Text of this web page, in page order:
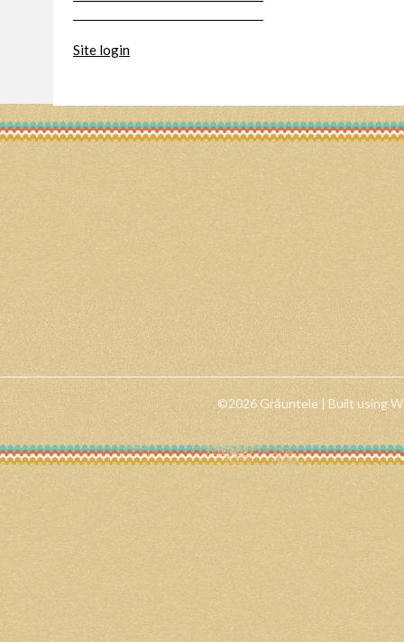
Site login
©2026 Grăuntele | Built using